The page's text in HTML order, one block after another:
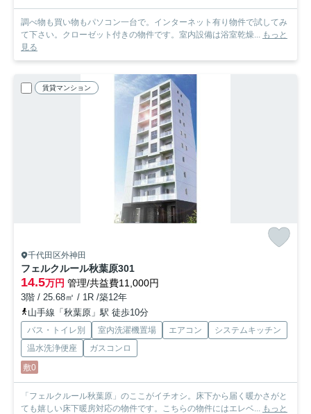
調べ物も買い物もパソコン一台で。インターネット有り物件で試してみ
て下さい。クローゼット付きの物件です。室内設備は浴室乾燥...
もっと
見る
賃貸マンション
千代田区外神田
フェルクルール秋葉原301
14.5万円 管理/共益費11,000円
3階 / 25.68㎡ / 1R /築12年
山手線「秋葉原」駅 徒歩10分
バス・トイレ別 室内洗濯機置場 エアコン
システムキッチン
温水洗浄便座
ガスコンロ
敷0
「フェルクルール秋葉原」のここがイチオシ。床下から届く暖かさがと
ても嬉しい床下暖房対応の物件です。こちらの物件にはエレベ...
もっと